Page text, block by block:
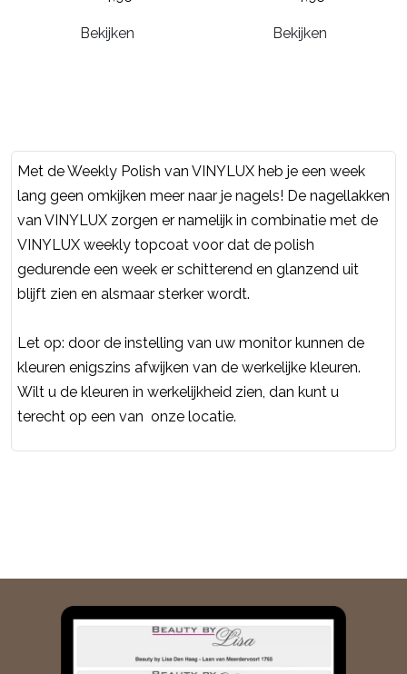
Bekijken Bekijken
Met de Weekly Polish van VINYLUX heb je een week
lang geen omkijken meer naar je nagels! De nagellakken
van VINYLUX zorgen er namelijk in combinatie met de
VINYLUX weekly topcoat voor dat de polish
gedurende een week er schitterend en glanzend uit
blijft zien en alsmaar sterker wordt.
Let op: door de instelling van uw monitor kunnen de
kleuren enigszins afwijken van de werkelijke kleuren.
Wilt u de kleuren in werkelijkheid zien, dan kunt u
terecht op een van onze locatie.